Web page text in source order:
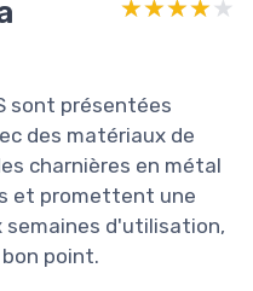
★★★★★
★★★★★
sont présentées
des matériaux de
charnières en métal
et promettent une
semaines d'utilisation,
point.